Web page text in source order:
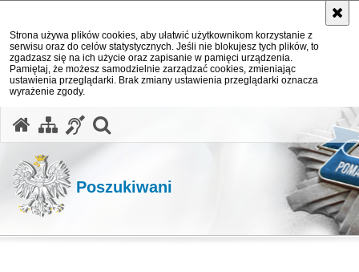
Strona używa plików cookies, aby ułatwić użytkownikom korzystanie z
serwisu oraz do celów statystycznych. Jeśli nie blokujesz tych plików, to
zgadzasz się na ich użycie oraz zapisanie w pamięci urządzenia.
Pamiętaj, że możesz samodzielnie zarządzać cookies, zmieniając
ustawienia przeglądarki. Brak zmiany ustawienia przeglądarki oznacza
wyrażenie zgody.
Poszukiwani